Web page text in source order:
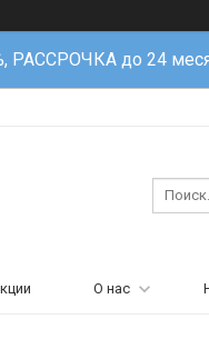
РАССРОЧКА до 24
О нас